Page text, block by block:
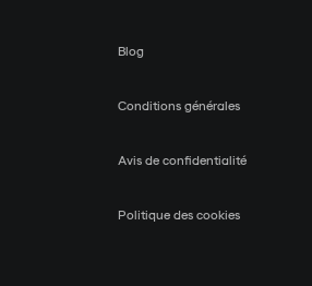
Blog
Conditions générales
Avis de confidentialité
Politique des cookies